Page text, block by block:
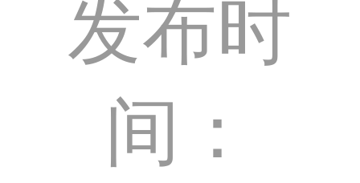
发布时
间：